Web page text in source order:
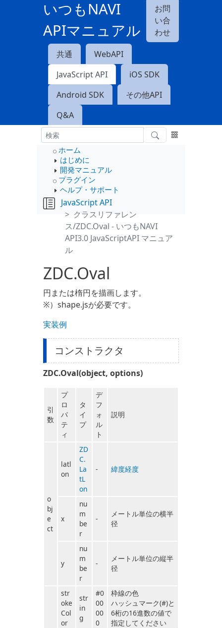
いつもNAVI
APIマニュアル
お問
い合
わせ
共通
WebAPI
JavaScript API
iOS SDK
Android SDK
その他API
Q&A
ホーム
はじめに
開発マニュアル
プラグイン
ヘルプ・サポート
JavaScript API
クラスリファレン
ス/ZDC.Oval - いつもNAVI
API3.0 JavaScriptAPI マニュア
ル
ZDC.Oval
円または楕円を描画します。
※）shape.jsが必要です。
実装例
コンストラクタ
ZDC.Oval(object, options)
引
数
プ
ロ
パ
テ
ィ
タ
イ
プ
デ
フ
ォ
ル
ト
説明
o
bj
e
ct
latl
on
ZD
C.
La
tL
on
- 緯度経度
x
nu
m
be
r
-
メートル単位の横半
径
y
nu
m
be
r
-
メートル単位の縦半
径
str
oke
Col
or
str
in
g
#0
00
00
0
枠線の色
ハッシュマーク(#)と
6桁の16進数の値で
指定してください